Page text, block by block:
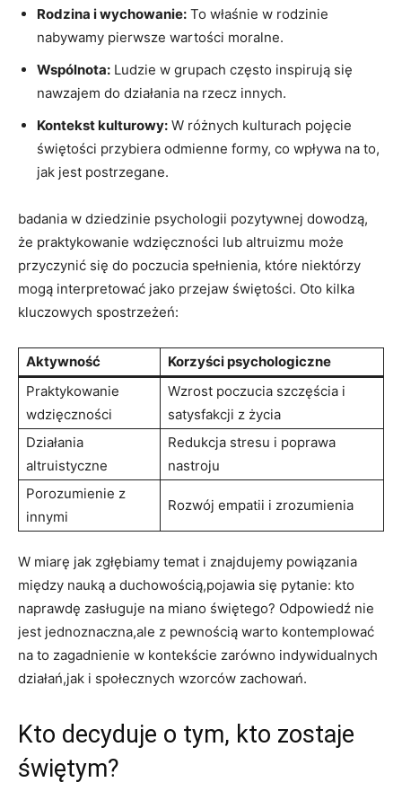
Rodzina i wychowanie: To właśnie ⁣w ⁢rodzinie⁣
nabywamy pierwsze wartości moralne.
Wspólnota: Ludzie w grupach często inspirują się
nawzajem do działania na rzecz innych.
Kontekst kulturowy: W różnych kulturach pojęcie
świętości przybiera⁣ odmienne formy, co wpływa na​ to,
⁢jak jest postrzegane.
badania w dziedzinie psychologii pozytywnej dowodzą, ​
że praktykowanie wdzięczności lub ‌altruizmu może‍
przyczynić się do poczucia spełnienia, które niektórzy⁢
mogą interpretować jako przejaw świętości. ⁢Oto kilka
kluczowych spostrzeżeń:
Aktywność
Korzyści psychologiczne
Praktykowanie
wdzięczności
Wzrost poczucia szczęścia i
satysfakcji z życia
Działania
altruistyczne
Redukcja stresu ⁤i ⁢poprawa
nastroju
Porozumienie z
innymi
Rozwój‌ empatii i zrozumienia
W miarę jak zgłębiamy temat i znajdujemy powiązania
między‍ nauką‍ a duchowością,pojawia się ‌pytanie: kto
naprawdę ‌zasługuje na miano świętego? Odpowiedź nie ​
jest⁣ jednoznaczna,ale z pewnością warto kontemplować
na ​to zagadnienie w kontekście zarówno indywidualnych
działań,jak i społecznych wzorców zachowań.
Kto decyduje o tym, kto zostaje
świętym?